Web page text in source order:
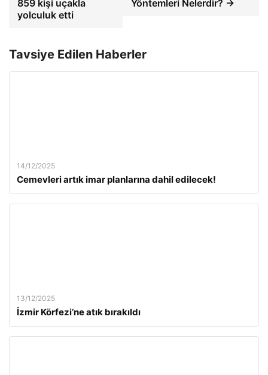
859 kişi uçakla
yolculuk etti
Yöntemleri Nelerdir? →
Tavsiye Edilen Haberler
14/12/2025
Cemevleri artık imar planlarına dahil edilecek!
13/12/2025
İzmir Körfezi’ne atık bırakıldı